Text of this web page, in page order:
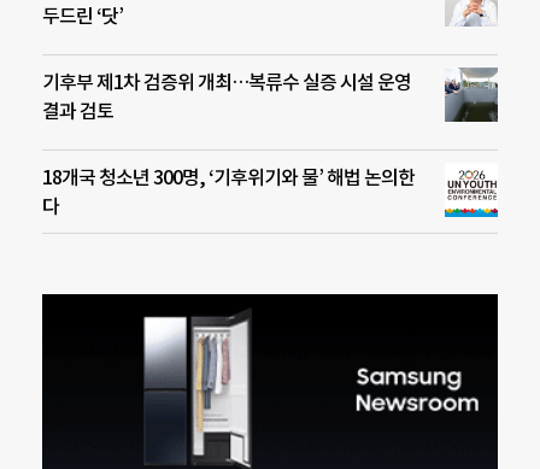
두드린 ‘닷’
기후부 제1차 검증위 개최…복류수 실증 시설 운영
결과 검토
18개국 청소년 300명, ‘기후위기와 물’ 해법 논의한
다